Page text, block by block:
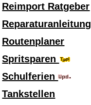
Reimport Ratgeber
Reparaturanleitung
Routenplaner
Spritsparen
Schulferien
Tankstellen